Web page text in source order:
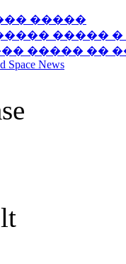
�����
����� �
����� ��
Space News